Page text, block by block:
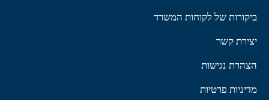
ביקורות של לקוחות המשרד
יצירת קשר
הצהרת נגישות
מדיניות פרטיות